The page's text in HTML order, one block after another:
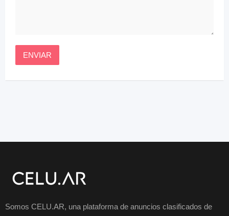
Somos CELU.AR, una plataforma de anuncios clasificados de